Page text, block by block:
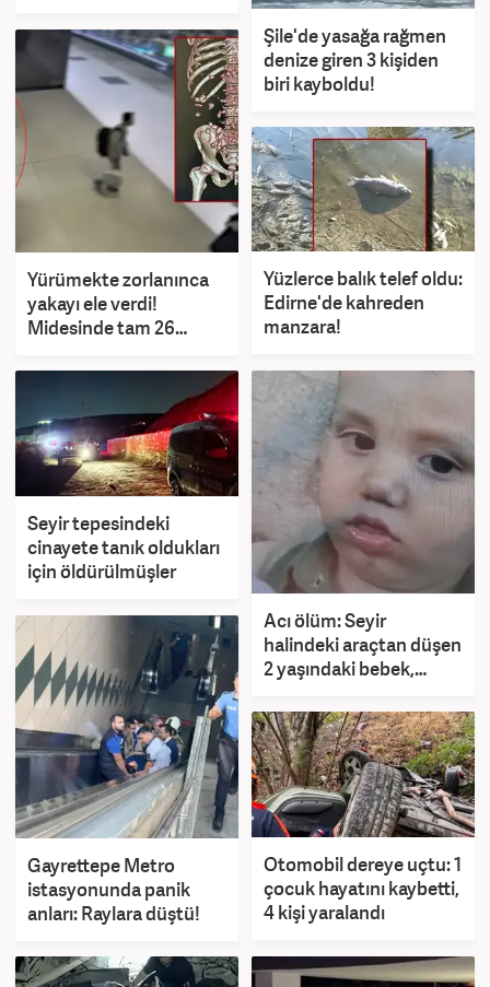
Şile'de yasağa rağmen
denize giren 3 kişiden
biri kayboldu!
Yürümekte zorlanınca
yakayı ele verdi!
Midesinde tam 26
çıktı!
Yüzlerce balık telef oldu:
Edirne'de kahreden
manzara!
Seyir tepesindeki
cinayete tanık oldukları
için öldürülmüşler
Acı ölüm: Seyir
halindeki araçtan düşen
2 yaşındaki bebek,
kaldı!
Gayrettepe Metro
istasyonunda panik
anları: Raylara düştü!
Otomobil dereye uçtu: 1
çocuk hayatını kaybetti,
4 kişi yaralandı